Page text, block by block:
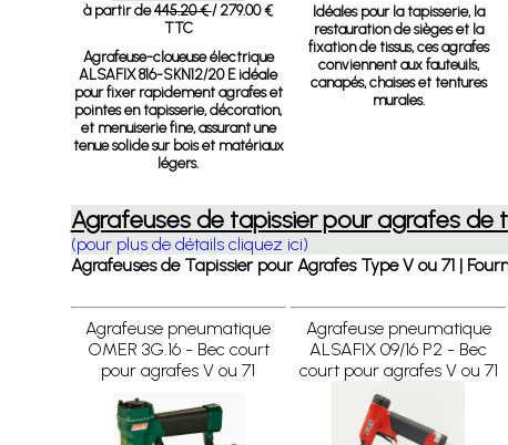
à partir de445.20 €/ 279.00 €
TTC
Agrafeuse-cloueuse électrique
ALSAFIX 816-SKN12/20 Eidéale
pour fixer rapidement agrafes et
pointes en tapisserie, décoration,
et menuiserie fine, assurant une
tenue solide sur bois et matériaux
légers.
Idéales pour la tapisserie, la
restauration de sièges et la
fixation de tissus, ces agrafes
conviennent aux fauteuils,
canapés, chaises et tentures
murales.
Agrafeuses de tapissier pour agrafes de
(pour plus de détails cliquez ici)
Agrafeuses de Tapissier pour Agrafes Type V ou 71 |
Agrafeuse pneumatique
OMER 3G.16 - Bec court
pour agrafes V ou 71
Agrafeuse pneumatique
ALSAFIX 09/16 P2 - Bec
court pour agrafes V ou 71